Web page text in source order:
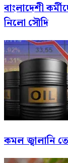
বাংলাদেশী
নিলো সৌদি
কমল জ্বালানি